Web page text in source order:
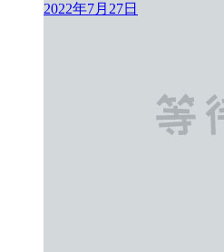
2022年7月27日